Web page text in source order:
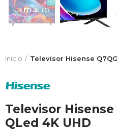
Inicio Televisor Hisense
Televisor Hisense
QLed 4K UHD